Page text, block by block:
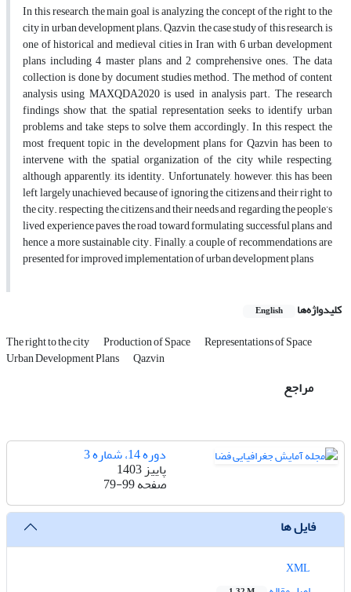
In this research, the main goal is analyzing the concept of the right to the
city in urban development plans. Qazvin, the case study of this research, is
one of historical and medieval cities in Iran with 6 urban development
plans including 4 master plans and 2 comprehensive ones. The data
collection is done by document studies method. The method of content
analysis using MAXQDA2020 is used in analysis part. The research
findings show that, the spatial representation seeks to identify urban
problems and take steps to solve them accordingly. In this respect, the
most frequent topic in the development plans for Qazvin has been to
intervene with the spatial organization of the city while respecting,
although apparently, its identity. Unfortunately, however, this has been
left largely unachieved because of ignoring the citizens and their right to
the city. respecting the citizens and their needs and regarding the people’s
lived experience paves the road toward formulating successful plans and
hence a more sustainable city. Finally, a couple of recommendations are
presented for improved implementation of urban development plans
کلیدواژه‌ها English
The right to the city Production of Space Representations of Space
Urban Development Plans Qazvin
مراجع
دوره 14، شماره 3
پاییز 1403
صفحه79-99
فایل ها